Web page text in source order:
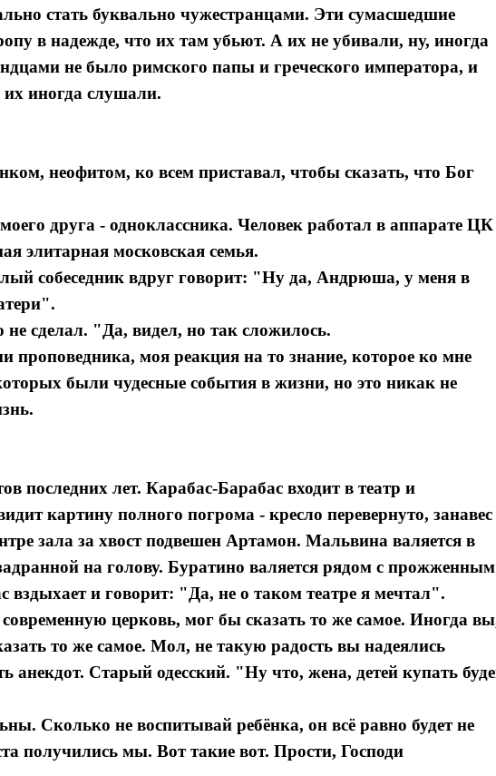
стать буквально чужестранцами. Эти сумасшедшие
в надежде, что их там убьют. А их не убивали, ну, иногда
не было римского папы и греческого императора, и
иногда слушали.
неофитом, ко всем приставал, чтобы сказать, что Бог
друга - одноклассника. Человек работал в аппарате ЦК
элитарная московская семья.
собеседник вдруг говорит: "Ну да, Андрюша, у меня в
сделал. "Да, видел, но так сложилось.
проповедника, моя реакция на то знание, которое ко мне
были чудесные события в жизни, но это никак не
последних лет. Карабас-Барабас входит в театр и
картину полного погрома - кресло перевернуто, занавес
зала за хвост подвешен Артамон. Мальвина валяется в
на голову. Буратино валяется рядом с прожженным
вздыхает и говорит: "Да, не о таком театре я мечтал".
церковь, мог бы сказать то же самое. Иногда
то же самое. Мол, не такую радость вы надеялись
анекдот. Старый одесский. "Ну что, жена, детей купать
Сколько не воспитывай ребёнка, он всё равно будет не
получились мы. Вот такие вот. Прости, Господи